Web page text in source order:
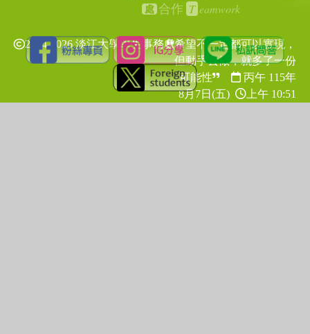
處 合作 T eamwork
2024-2026 淡江大學學生事務處希望不一定都可以實現，
但動手去做，就多了一份
可能性
丙午 115年
8月7日(五)
上午 10:51